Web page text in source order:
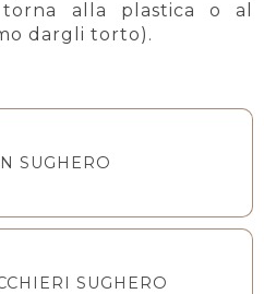
alla plastica o al
dargli torto).
SUGHERO
SUGHERO